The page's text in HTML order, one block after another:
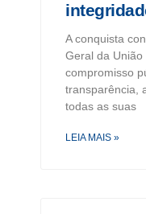
A conquista
Geral da
compromisso
transparência,
todas as suas
LEIA MAIS »